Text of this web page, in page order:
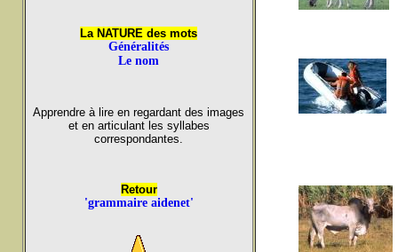
La NATURE des mots
Généralités
Le nom
Apprendre à lire en regardant des images
et en articulant les syllabes
correspondantes.
Retour
'grammaire aidenet'